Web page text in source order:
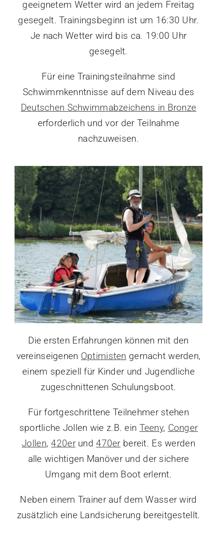
geeignetem Wetter wird an jedem Freitag
gesegelt. Trainingsbeginn ist um 16:30 Uhr.
Je nach Wetter wird bis ca. 19:00 Uhr
gesegelt.
Für eine Trainingsteilnahme sind
Schwimmkenntnisse auf dem Niveau des
Deutschen Schwimmabzeichens in Bronze
erforderlich und vor der Teilnahme
nachzuweisen.
Die ersten Erfahrungen können mit den
vereinseigenen Optimisten gemacht werden,
einem speziell für Kinder und Jugendliche
zugeschnittenen Schulungsboot.
Für fortgeschrittene Teilnehmer stehen
sportliche Jollen wie z.B. ein Teeny, Conger
Jollen,420erund470er bereit. Es werden
alle wichtigen Manöver und der sichere
Umgang mit dem Boot erlernt.
Neben einem Trainer auf dem Wasser wird
zusätzlich eine Landsicherung bereitgestellt.